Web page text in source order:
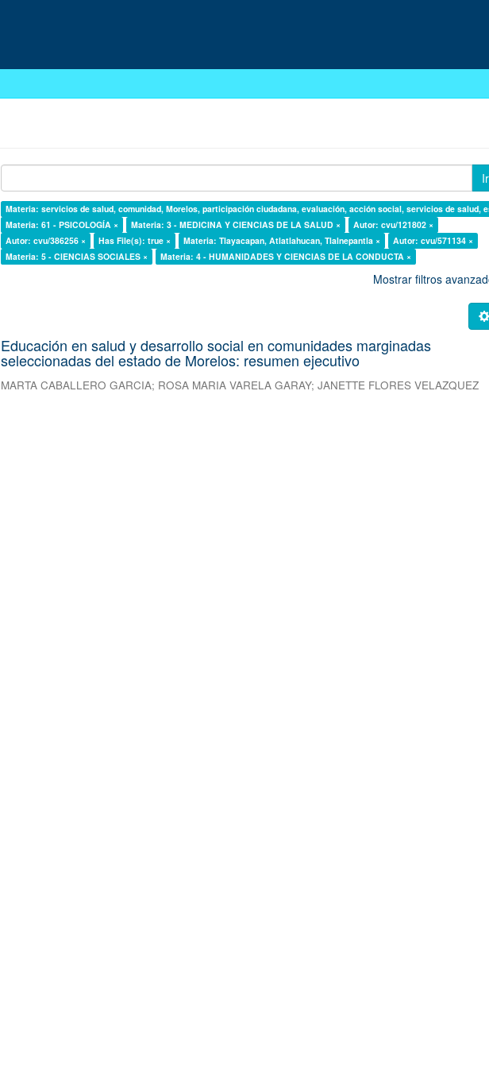
Ir
Materia: servicios de salud, comunidad, Morelos, participación ciudadana, evaluación, acción social, servicios de salud,
Materia: 61 - PSICOLOGÍA ×
Materia: 3 - MEDICINA Y CIENCIAS DE LA SALUD ×
Autor: cvu/121802 ×
Autor: cvu/386256 ×
Has File(s): true × Materia: Tlayacapan, Atlatlahucan, Tlalnepantla ×
Autor: cvu/571134 ×
Materia: 5 - CIENCIAS SOCIALES ×
Materia: 4 - HUMANIDADES Y CIENCIAS DE LA CONDUCTA ×
Mostrar filtros
Educación en salud y desarrollo social en comunidades marginadas
seleccionadas del estado de Morelos: resumen ejecutivo
MARTA CABALLERO GARCIA; ROSA MARIA VARELA GARAY;JANETTE FLORES VELAZQUEZ